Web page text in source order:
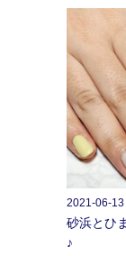
2021-06-13
砂浜とひ
♪